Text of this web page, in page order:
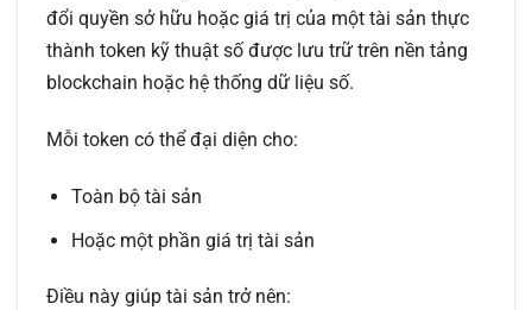
đổi quyền sở hữu hoặc giá trị của một tài sản thực
thành token kỹ thuật số được lưu trữ trên nền tảng
blockchain hoặc hệ thống dữ liệu số.
Mỗi token có thể đại diện cho:
Toàn bộ tài sản
Hoặc một phần giá trị tài sản
Điều này giúp tài sản trở nên: